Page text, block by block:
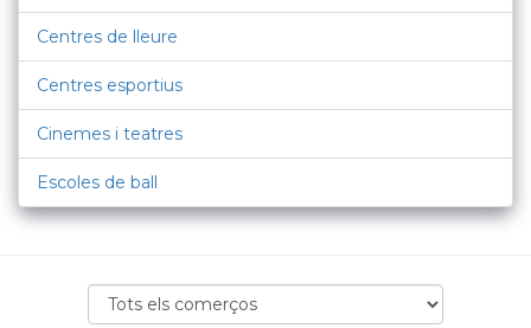
Centres de lleure
Centres esportius
Cinemes i teatres
Escoles de ball